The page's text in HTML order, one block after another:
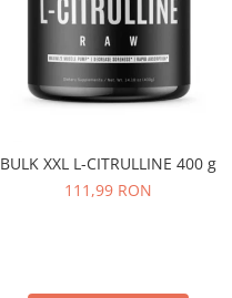
BULK XXL L-CITRULLINE 400 g
111,99 RON